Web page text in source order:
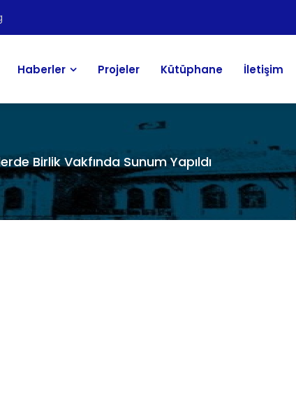
Haberler Projeler Kütüphane İletişim
Birlik Vakfında Sunum Yapıldı